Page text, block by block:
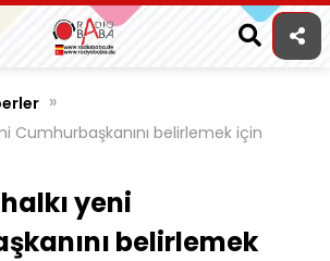
»
Cumhurbaşkanını belirlemek için
yeni
belirlemek